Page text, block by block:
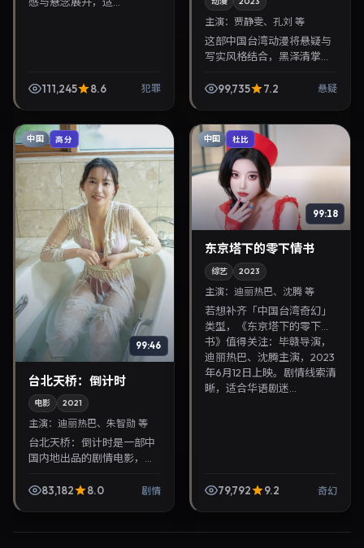
111,245 8.6 犯罪
主演：贾静雯、孔刘 等
这部中国台湾动漫将悬疑与
写实风格结合，黑泽清掌
角。2023年6月22日与观众
99,735 7.2 悬疑
中国 高分
99:46
台北天桥：倒计时
电影 2021
主演： 迪丽热巴、朱智勋 等
台北天桥：倒计时是一部中
国内地出品的剧情电影，罗
勋等主演，2021年12月13日
83,182 8.0 剧情
中国 杜比
99:18
东京塔下的零下情书
综艺 2023
主演：迪丽热巴、沈腾 等
若想补齐「中国台湾奇幻」
类型，《东京塔下的零下情
书》值得关注：毕赣导演，
迪丽热巴、沈腾主演，2023
年6月12日上映。剧情线索清
晰，适合华语剧迷...
79,792 9.2 奇幻